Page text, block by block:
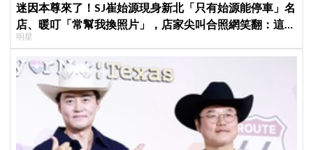
迷因本尊來了！SJ崔始源現身新北「只有始源能停車」名
店、暖叮「常幫我換照片」，店家尖叫合照網笑翻：這輩
子不能脫粉了
明星